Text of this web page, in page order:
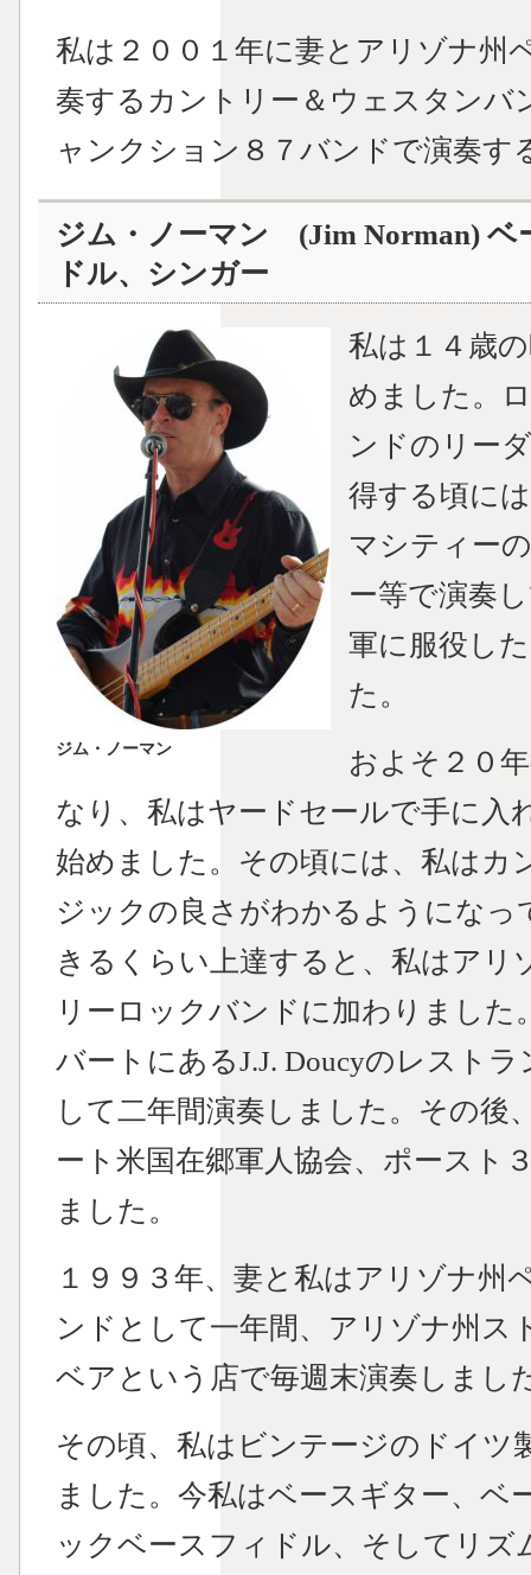
私は２００１年に妻とアリゾナ州
奏するカントリー＆ウェスタンバ
ャンクション８７バンドで演奏す
ジム・ノーマン (Jim Norman) ベ
ドル、シンガー
ジム・ノーマン
私は１４歳
めました。
ンドのリー
得する頃に
マシティー
ー等で演奏
軍に服役し
た。
およそ２０
なり、私はヤードセールで手に入
始めました。その頃には、私はカ
ジックの良さがわかるようになっ
きるくらい上達すると、私はアリ
リーロックバンドに加わりまし
バートにあるJ.J. Doucyのレスト
して二年間演奏しました。その後
ート米国在郷軍人協会、ポースト
ました。
１９９３年、妻と私はアリゾナ州
ンドとして一年間、アリゾナ州ス
ベアという店で毎週末演奏しまし
その頃、私はビンテージのドイツ
ました。今私はベースギター、ベ
ックベースフィドル、そしてリズ